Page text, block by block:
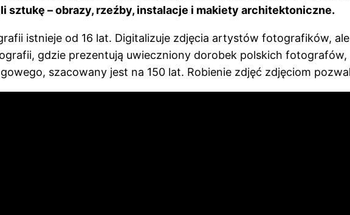
sztukę – obrazy, rzeźby, instalacje i makiety architektoniczne.
istnieje od 16 lat. Digitalizuje zdjęcia artystów fotografików,
gdzie prezentują uwieczniony dorobek polskich
szacowany jest na 150 lat. Robienie zdjęć zdjęciom